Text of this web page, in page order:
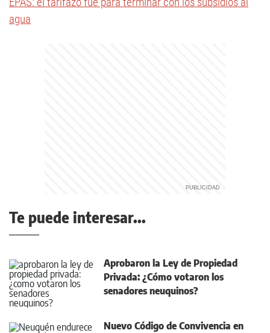
agua
Te puede interesar...
Aprobaron la Ley de Propiedad
Privada: ¿Cómo votaron los
senadores neuquinos?
Nuevo Código de Convivencia en